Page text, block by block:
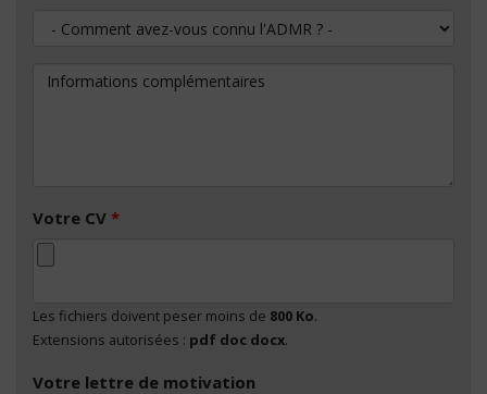
Comment avez-vous connu l'ADMR ?
Informations complémentaires
Votre CV *
Les fichiers doivent peser moins de 800 Ko.
Extensions autorisées : pdf doc docx.
Votre lettre de motivation